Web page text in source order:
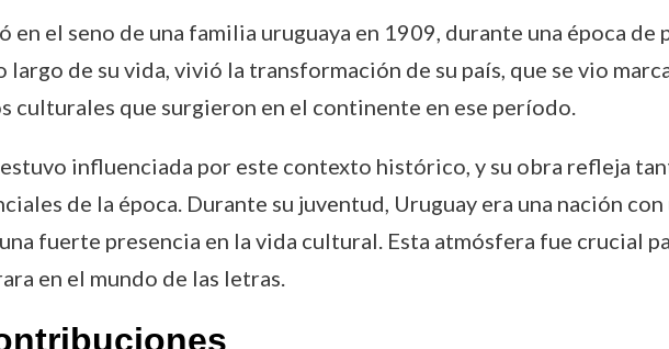
en el seno de una familia uruguaya en 1909, durante una época
largo de su vida, vivió la transformación de su país, que se vio
culturales que surgieron en el continente en ese período.
influenciada por este contexto histórico, y su obra refleja
de la época. Durante su juventud, Uruguay era una nación
fuerte presencia en la vida cultural. Esta atmósfera fue crucial
en el mundo de las letras.